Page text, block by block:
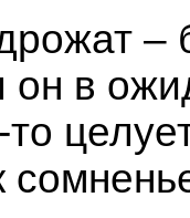
–
он в
то